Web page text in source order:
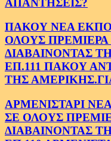
ΠΑΚΟΥ ΝΕΑ
ΟΛΟΥΣ ΠΡΕΜΙΕΡΑ
ΔΙΑΒΑΙΝΟΝΤΑΣ
ΕΠ.111 ΠΑΚΟΥ
ΤΗΣ
ΑΡΜΕΝΙΣΤΑΡΙ
ΣΕ ΟΛΟΥΣ
ΔΙΑΒΑΙΝΟΝΤΑΣ